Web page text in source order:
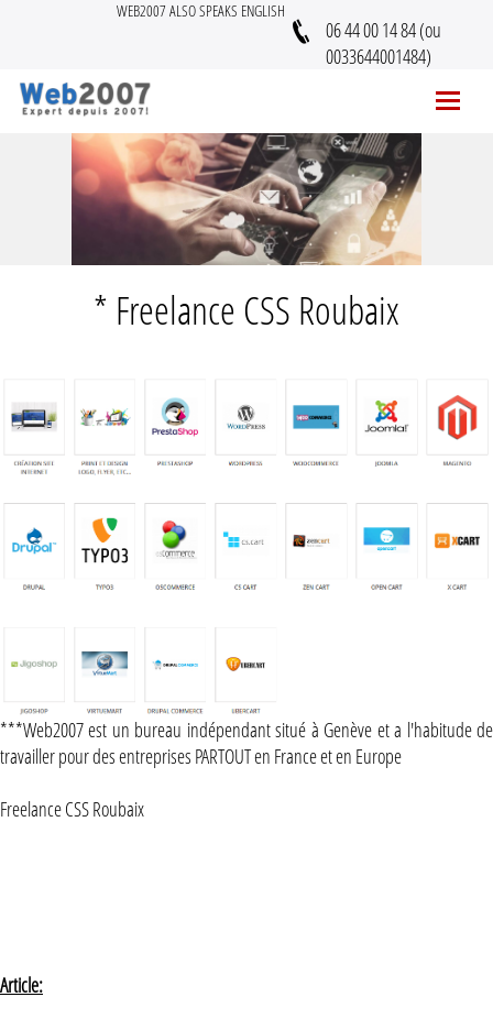
WEB2007 ALSO SPEAKS ENGLISH
06 44 00 14 84 (ou
0033644001484)
* Freelance CSS Roubaix
***Web2007 est un bureau indépendant situé à Genève et a l'habitude de
travailler pour des entreprises PARTOUT en France et en Europe
Freelance CSS Roubaix
Article: